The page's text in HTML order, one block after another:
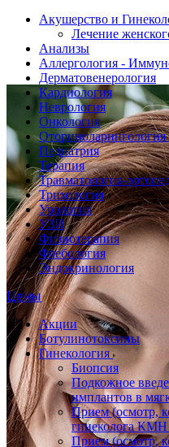
Акушерство и
Лечение
Анализы
Аллергология -
Дерматовенерология
Кардиология
Неврология
Онкология
Педиатрия
Терапия
Травматология-
Трихология
Урология
УЗИ
Физиотерапия
Флебология
Эндокринология
Цены
Акции
Ботулинотоксины
Гинекология
Биопсия
Подкожное
имплантов в
Прием (осмотр,
гинеколога
Прием (осмотр,